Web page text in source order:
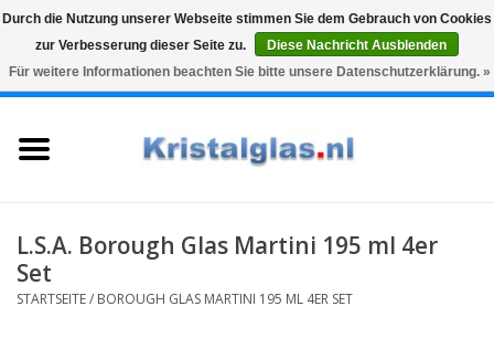
Snelle levering
Graveren
0 Artikel - €0,00
Karaffen
Glasgravur fur karaffe und
L.S.A. Borough Glas Martini 195 ml 4er
Set
STARTSEITE/ BOROUGH GLAS MARTINI 195 ML 4ER SET
Durch die Nutzung unserer Webseite stimmen Sie dem Gebrauch von Cookies
zur Verbesserung dieser Seite zu.
Diese Nachricht Ausblenden
Für weitere Informationen beachten Sie bitte unsere Datenschutzerklärung. »